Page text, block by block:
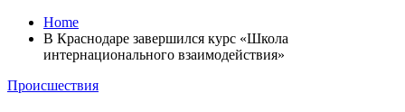
Home
В Краснодаре завершился курс «Школа
интернационального взаимодействия»
Происшествия